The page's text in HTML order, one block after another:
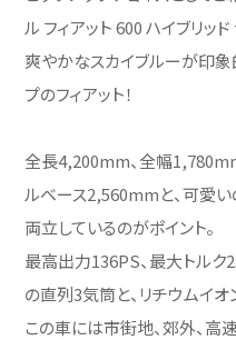
ル フィアット 600 ハイブリッド
爽やかなスカイブルーが印象
プのフィアット！
全長4,200mm、全幅
ルベース2,560mmと、可愛
両立しているのがポイント。
最高出力136PS、最大トルク
の直列3気筒と、リチウムイオ
この車には市街地、郊外、高